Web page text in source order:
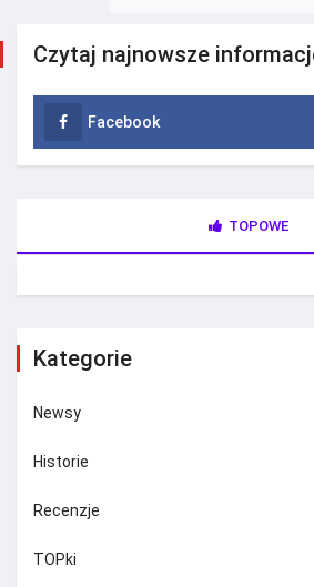
Czytaj najnowsze
Facebook
TOPOWE
Kategorie
Newsy
Historie
Recenzje
TOPki